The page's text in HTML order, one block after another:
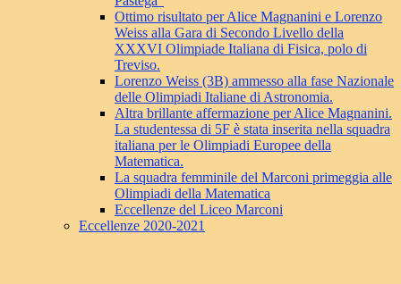
Ottimo risultato per Alice Magnanini e Lorenzo
Weiss alla Gara di Secondo Livello della
XXXVI Olimpiade Italiana di Fisica, polo di
Treviso.
Lorenzo Weiss (3B) ammesso alla fase Nazionale
delle Olimpiadi Italiane di Astronomia.
Altra brillante affermazione per Alice Magnanini.
La studentessa di 5F è stata inserita nella squadra
italiana per le Olimpiadi Europee della
Matematica.
La squadra femminile del Marconi primeggia alle
Olimpiadi della Matematica
Eccellenze del Liceo Marconi
Eccellenze 2020-2021